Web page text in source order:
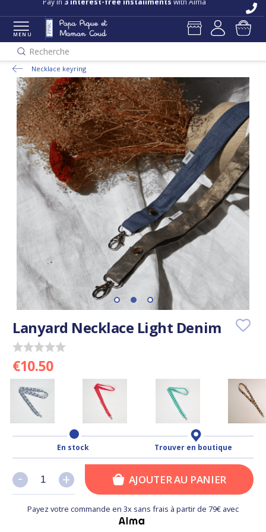
Pay in 3 interest-free installments with Alma
MENU
Recherche
Necklace keyring
Lanyard Necklace Light Denim
€10.50
En stock Trouver en boutique
+
- +
- AJOUTER AU PANIER
Payez votre commande en 3x sans frais à partir de 79€ avec